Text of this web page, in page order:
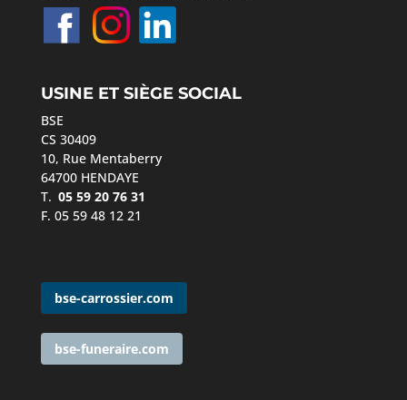
USINE ET SIÈGE SOCIAL
BSE
CS 30409
10, Rue Mentaberry
64700 HENDAYE
T. 05 59 20 76 31
F. 05 59 48 12 21
bse-carrossier.com
bse-funeraire.com